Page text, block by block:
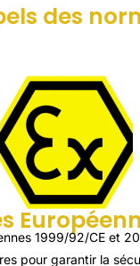
des
1999/92/CE et
pour garantir la